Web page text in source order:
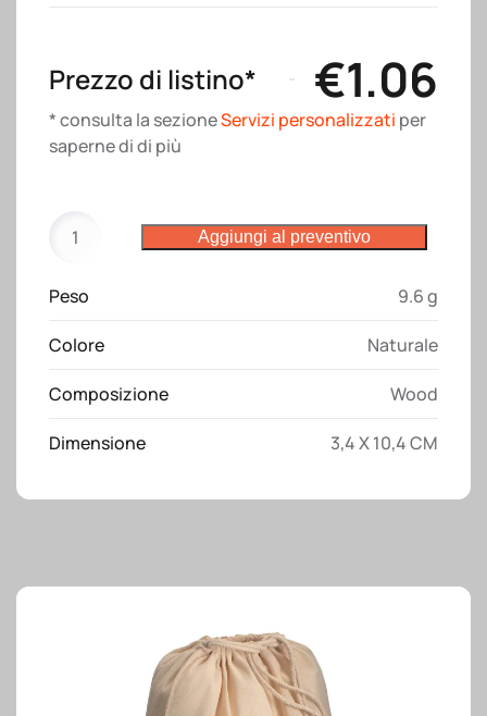
Prezzo di listino* €1.06
* consulta la sezioneServizi personalizzati per
saperne di di più
matite
in
legno
a
sezione
esagonale
cartone
Aggiungi al preventivo
Peso 9.6 g
Colore Naturale
Composizione Wood
Dimensione 3,4 X 10,4 CM